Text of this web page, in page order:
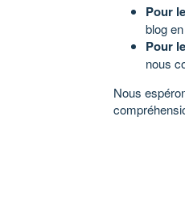
Pour
blog
Pour
nous
Nous